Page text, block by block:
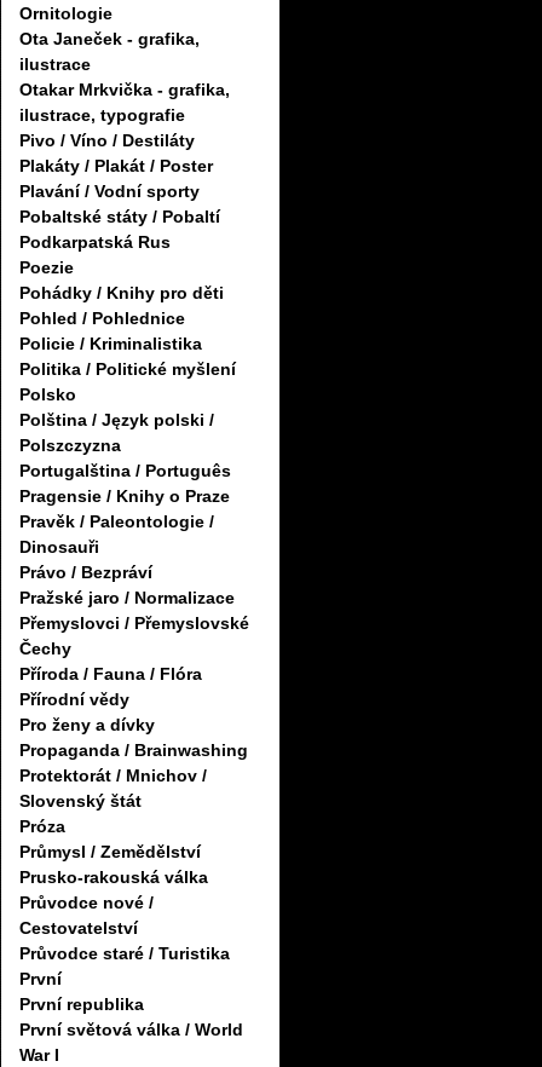
Ornitologie
Ota Janeček - grafika,
ilustrace
Otakar Mrkvička - grafika,
ilustrace, typografie
Pivo / Víno / Destiláty
Plakáty / Plakát / Poster
Plavání / Vodní sporty
Pobaltské státy / Pobaltí
Podkarpatská Rus
Poezie
Pohádky / Knihy pro děti
Pohled / Pohlednice
Policie / Kriminalistika
Politika / Politické myšlení
Polsko
Polština / Język polski /
Polszczyzna
Portugalština / Português
Pragensie / Knihy o Praze
Pravěk / Paleontologie /
Dinosauři
Právo / Bezpráví
Pražské jaro / Normalizace
Přemyslovci / Přemyslovské
Čechy
Příroda / Fauna / Flóra
Přírodní vědy
Pro ženy a dívky
Propaganda / Brainwashing
Protektorát / Mnichov /
Slovenský štát
Próza
Průmysl / Zemědělství
Prusko-rakouská válka
Průvodce nové /
Cestovatelství
Průvodce staré / Turistika
První
První republika
První světová válka / World
War I